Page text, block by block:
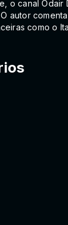
o canal
autor
como o